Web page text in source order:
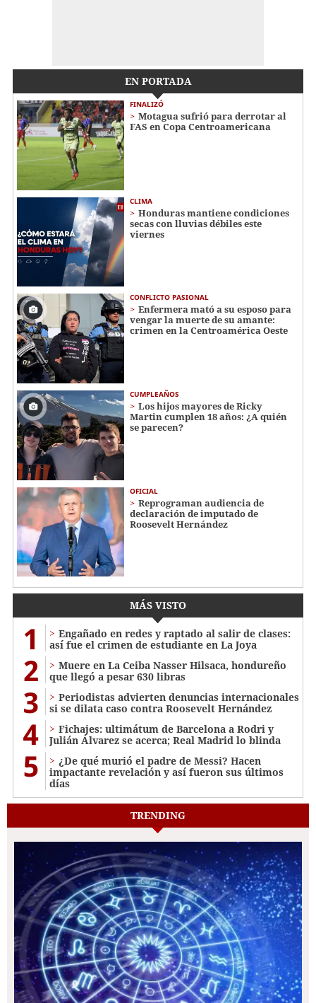
EN PORTADA
FINALIZÓ
Motagua sufrió para derrotar al
FAS en Copa Centroamericana
CLIMA
Honduras mantiene condiciones
secas con lluvias débiles este
viernes
CONFLICTO PASIONAL
Enfermera mató a su esposo para
vengar la muerte de su amante:
crimen en la Centroamérica Oeste
CUMPLEAÑOS
Los hijos mayores de Ricky
Martin cumplen 18 años: ¿A quién
se parecen?
OFICIAL
Reprograman audiencia de
declaración de imputado de
Roosevelt Hernández
MÁS VISTO
1
Engañado en redes y raptado al salir de clases:
así fue el crimen de estudiante en La Joya
2
Muere en La Ceiba Nasser Hilsaca, hondureño
que llegó a pesar 630 libras
3
Periodistas advierten denuncias internacionales
si se dilata caso contra Roosevelt Hernández
4
Fichajes: ultimátum de Barcelona a Rodri y
Julián Álvarez se acerca; Real Madrid lo blinda
5
¿De qué murió el padre de Messi? Hacen
impactante revelación y así fueron sus últimos
días
TRENDING